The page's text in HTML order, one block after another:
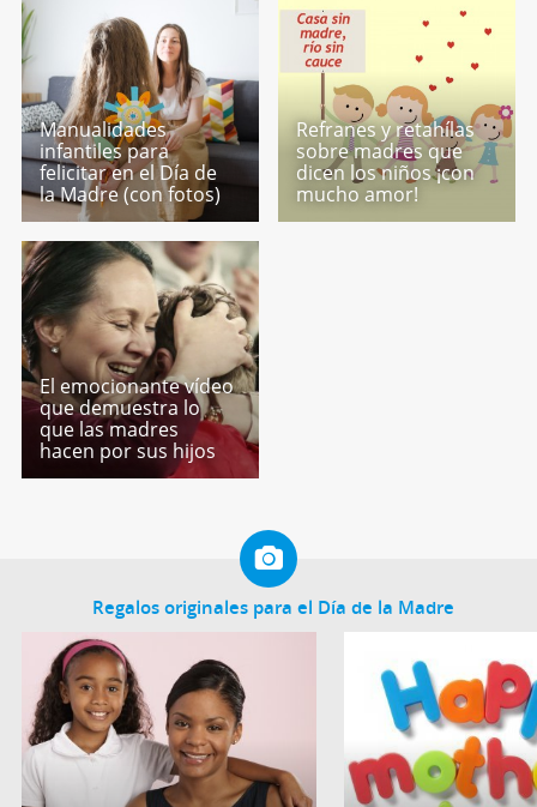
Manualidades
infantiles para
felicitar en el Día de
la Madre (con fotos)
Refranes y retahílas
sobre madres que
dicen los niños ¡con
mucho amor!
El emocionante vídeo
que demuestra lo
que las madres
hacen por sus hijos
Regalos originales para el Día de la Madre